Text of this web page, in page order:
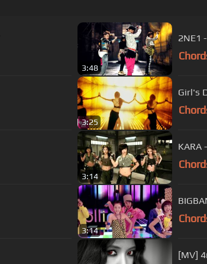
3:48
2NE1
3:25
Girl's
3:14
KARA
3:14
[MV]